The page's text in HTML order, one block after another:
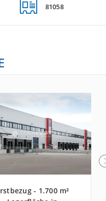
81058
- 1.700 m²